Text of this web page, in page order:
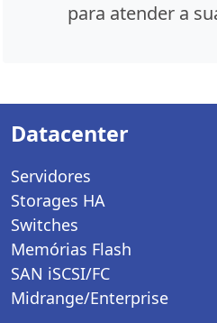
para atender a
Datacenter
Servidores
Storages HA
Switches
Memórias Flash
SAN iSCSI/FC
Midrange/Enterprise